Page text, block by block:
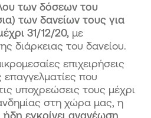
των δόσεων του
των δανείων τους για
31/12/20, με
διάρκειας του δανείου.
επιχειρήσεις
επαγγελματίες που
υποχρεώσεις τους μέχρι
στη χώρα μας, η
ήδη εγκρίνει ανανέωση